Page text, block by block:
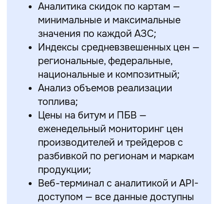
Аналитика скидок по картам —
минимальные и максимальные
значения по каждой АЗС;
Индексы средневзвешенных цен —
региональные, федеральные,
национальные и композитный;
Анализ объемов реализации
топлива;
Цены на битум и ПБВ —
еженедельный мониторинг цен
производителей и трейдеров с
разбивкой по регионам и маркам
продукции;
Веб-терминал с аналитикой и API-
доступом — все данные доступны